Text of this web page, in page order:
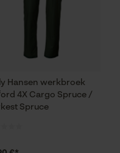
Hansen werkbroek
4X Cargo Spruce /
Spruce
Tool